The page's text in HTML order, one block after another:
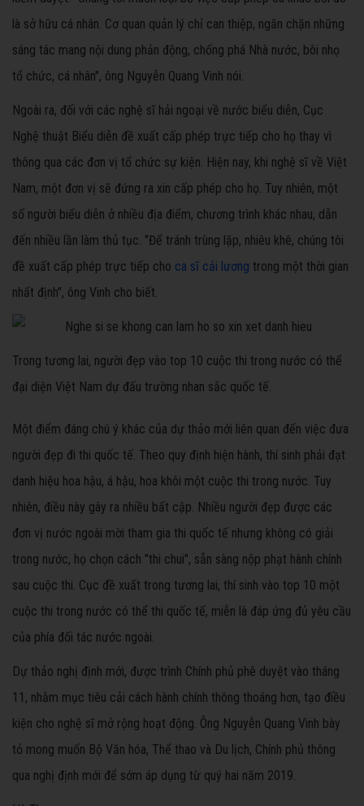
là sở hữu cá nhân. Cơ quan quản lý chỉ can thiệp, ngăn chặn những
sáng tác mang nội dung phản động, chống phá Nhà nước, bôi nhọ
tổ chức, cá nhân", ông Nguyễn Quang Vinh nói.
Ngoài ra, đối với các nghệ sĩ hải ngoại về nước biểu diễn, Cục
Nghệ thuật Biểu diễn đề xuất cấp phép trực tiếp cho họ thay vì
thông qua các đơn vị tổ chức sự kiện. Hiện nay, khi nghệ sĩ về Việt
Nam, một đơn vị sẽ đứng ra xin cấp phép cho họ. Tuy nhiên, một
số người biểu diễn ở nhiều địa điểm, chương trình khác nhau, dẫn
đến nhiều lần làm thủ tục. "Để tránh trùng lặp, nhiêu khê, chúng tôi
đề xuất cấp phép trực tiếp cho ca sĩ cải lương trong một thời gian
nhất định", ông Vinh cho biết.
Trong tương lai, người đẹp vào top 10 cuộc thi trong nước có thể
đại diện Việt Nam dự đấu trường nhan sắc quốc tế.
Một điểm đáng chú ý khác của dự thảo mới liên quan đến việc đưa
người đẹp đi thi quốc tế. Theo quy định hiện hành, thí sinh phải đạt
danh hiệu hoa hậu, á hậu, hoa khôi một cuộc thi trong nước. Tuy
nhiên, điều này gây ra nhiều bất cập. Nhiều người đẹp được các
đơn vị nước ngoài mời tham gia thi quốc tế nhưng không có giải
trong nước, họ chọn cách "thi chui", sẵn sàng nộp phạt hành chính
sau cuộc thi. Cục đề xuất trong tương lai, thí sinh vào top 10 một
cuộc thi trong nước có thể thi quốc tế, miễn là đáp ứng đủ yêu cầu
của phía đối tác nước ngoài.
Dự thảo nghị định mới, được trình Chính phủ phê duyệt vào tháng
11, nhằm mục tiêu cải cách hành chính thông thoáng hơn, tạo điều
kiện cho nghệ sĩ mở rộng hoạt động. Ông Nguyễn Quang Vinh bày
tỏ mong muốn Bộ Văn hóa, Thể thao và Du lịch, Chính phủ thông
qua nghị định mới để sớm áp dụng từ quý hai năm 2019.